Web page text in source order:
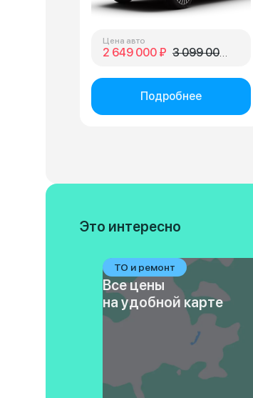
Цена авто
2 649 000 ₽ 3 099 000 ₽
Подробнее
Это интересно
ТО и ремонт
Все цены
на удобной карте